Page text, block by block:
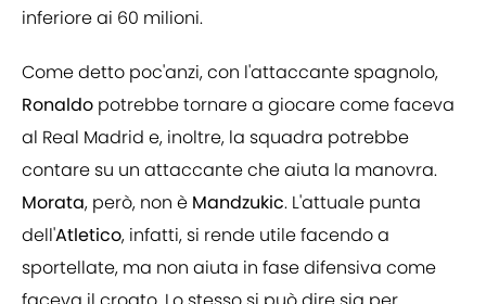
inferiore ai 60 milioni.
Come detto poc'anzi, con l'attaccante spagnolo,
Ronaldo potrebbe tornare a giocare come faceva
al Real Madrid e, inoltre, la squadra potrebbe
contare su un attaccante che aiuta la manovra.
Morata, però, non è Mandzukic. L'attuale punta
dell'Atletico, infatti, si rende utile facendo a
sportellate, ma non aiuta in fase difensiva come